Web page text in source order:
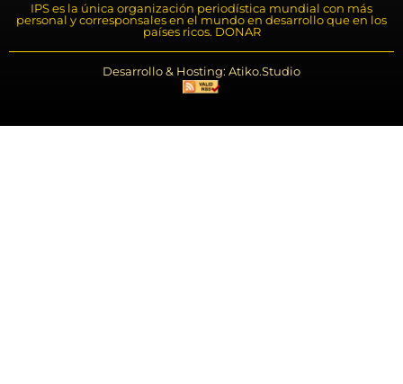
IPS es la única organización periodística mundial con más
personal y corresponsales en el mundo en desarrollo que en los
países ricos. DONAR
Desarrollo & Hosting: Atiko.Studio